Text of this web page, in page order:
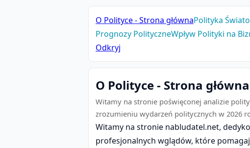
O Polityce - Strona głównaPolityka
Prognozy PolityczneWpływ Polityki na
Odkryj
O Polityce - Strona główna
Witamy na stronie poświęconej analizie
zrozumieniu wydarzeń politycznych w 2026
Witamy na stronie nabludatel.net,
profesjonalnych wglądów, które